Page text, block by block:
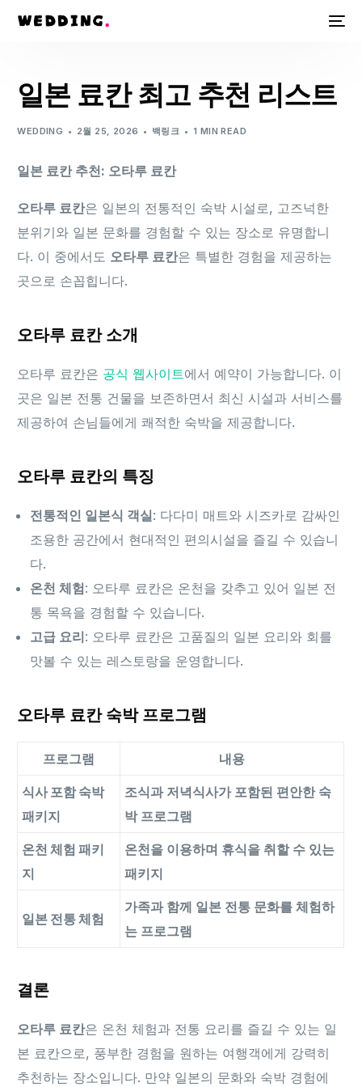
일본 료칸 최고 추천 리스트
WEDDING 2월 25, 2026 백링크 1 MIN READ
일본 료칸 추천: 오타루 료칸
오타루 료칸은 일본의 전통적인 숙박 시설로, 고즈넉한
분위기와 일본 문화를 경험할 수 있는 장소로 유명합니
다. 이 중에서도 오타루 료칸은 특별한 경험을 제공하는
곳으로 손꼽힙니다.
오타루 료칸 소개
오타루 료칸은 공식 웹사이트에서 예약이 가능합니다. 이
곳은 일본 전통 건물을 보존하면서 최신 시설과 서비스를
제공하여 손님들에게 쾌적한 숙박을 제공합니다.
오타루 료칸의 특징
전통적인 일본식 객실: 다다미 매트와 시즈카로 감싸인
조용한 공간에서 현대적인 편의시설을 즐길 수 있습니
다.
온천 체험: 오타루 료칸은 온천을 갖추고 있어 일본 전
통 목욕을 경험할 수 있습니다.
고급 요리: 오타루 료칸은 고품질의 일본 요리와 회를
맛볼 수 있는 레스토랑을 운영합니다.
오타루 료칸 숙박 프로그램
프로그램 내용
식사 포함 숙박
패키지
조식과 저녁식사가 포함된 편안한 숙
박 프로그램
온천 체험 패키
지
온천을 이용하며 휴식을 취할 수 있는
패키지
일본 전통 체험
가족과 함께 일본 전통 문화를 체험하
는 프로그램
결론
오타루 료칸은 온천 체험과 전통 요리를 즐길 수 있는 일
본 료칸으로, 풍부한 경험을 원하는 여행객에게 강력히
추천하는 장소입니다. 만약 일본의 문화와 숙박 경험에